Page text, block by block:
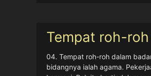
Tempat roh-roh
04. Tempat roh-roh dalam badan
agama. Pekerjaannya ialah